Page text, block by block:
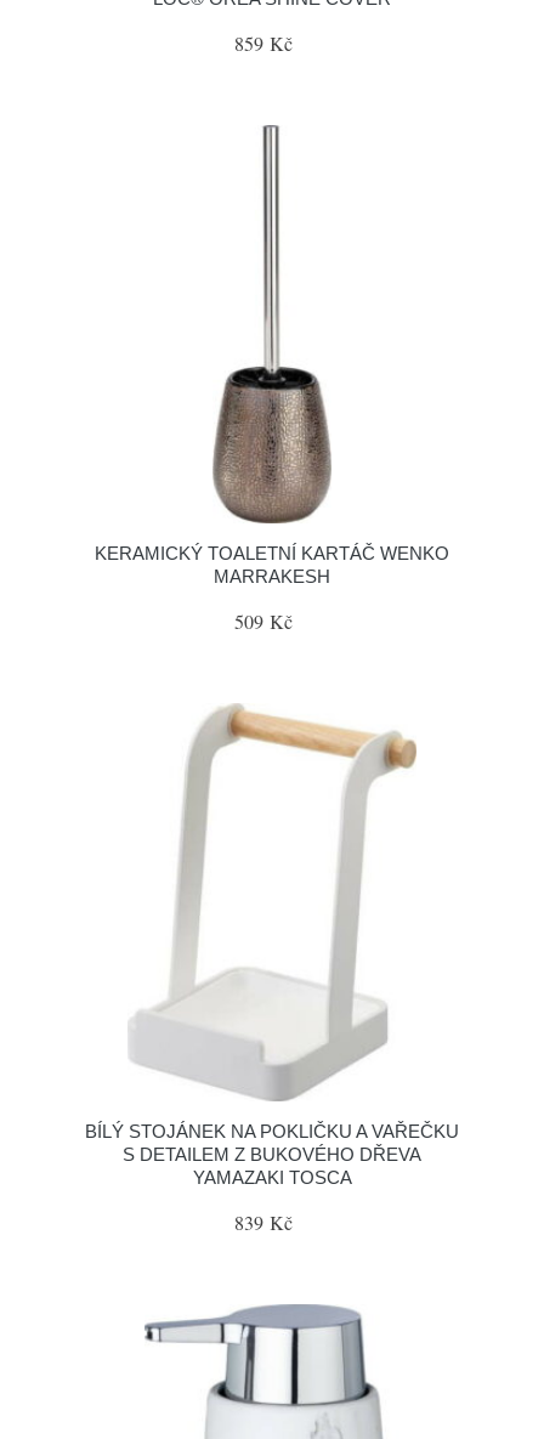
859 Kč
KERAMICKÝ TOALETNÍ KARTÁČ WENKO
MARRAKESH
509 Kč
BÍLÝ STOJÁNEK NA POKLIČKU A VAŘEČKU
S DETAILEM Z BUKOVÉHO DŘEVA
YAMAZAKI TOSCA
839 Kč